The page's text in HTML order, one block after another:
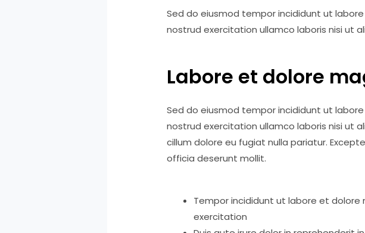
Sed do eiusmod tempor incididunt ut
nostrud exercitation ullamco laboris nisi ut
Labore et dolore
Sed do eiusmod tempor incididunt ut
nostrud exercitation ullamco laboris nisi ut
cillum dolore eu fugiat nulla pariatur.
officia deserunt mollit.
Tempor incididunt ut labore et dolore
exercitation